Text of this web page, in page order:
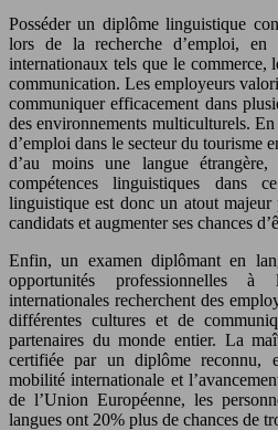
Posséder un diplôme linguistique
lors de la recherche d’emploi, en
internationaux tels que le commerce,
communication. Les employeurs
communiquer efficacement dans
des environnements multiculturels.
d’emploi dans le secteur du tourisme
d’au moins une langue étrangère,
compétences linguistiques dans
linguistique est donc un atout majeur
candidats et augmenter ses chances
Enfin, un examen diplômant en
opportunités professionnelles à
internationales recherchent des
différentes cultures et de
partenaires du monde entier. La
certifiée par un diplôme reconnu,
mobilité internationale et
de l’Union Européenne, les
langues ont 20% plus de chances de